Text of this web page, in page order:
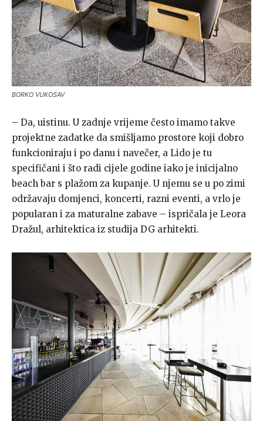
BORKO VUKOSAV
– Da, uistinu. U zadnje vrijeme često imamo takve
projektne zadatke da smišljamo prostore koji dobro
funkcioniraju i po danu i navečer, a Lido je tu
specifičani i što radi cijele godine iako je inicijalno
beach bar s plažom za kupanje. U njemu se u po zimi
održavaju domjenci, koncerti, razni eventi, a vrlo je
popularan i za maturalne zabave – ispričala je Leora
Dražul, arhitektica iz studija DG arhitekti.